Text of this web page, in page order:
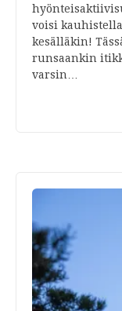
voisi
kesälläkin!
runsaankin
varsin…